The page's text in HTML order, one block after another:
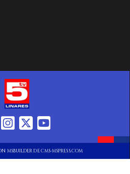
MSBUILDER DE CMS-MSPRESS.COM